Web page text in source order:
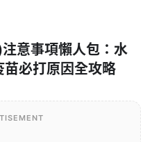
意事項懶人包：水
必打原因全攻略